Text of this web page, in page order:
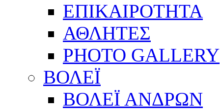
ΕΠΙΚΑΙΡΟΤΗΤΑ
ΑΘΛΗΤΕΣ
PHOTO GALLERY
ΒΟΛΕΪ
ΒΟΛΕΪ ΑΝΔΡΩΝ